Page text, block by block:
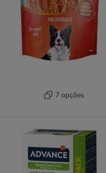
7 opções